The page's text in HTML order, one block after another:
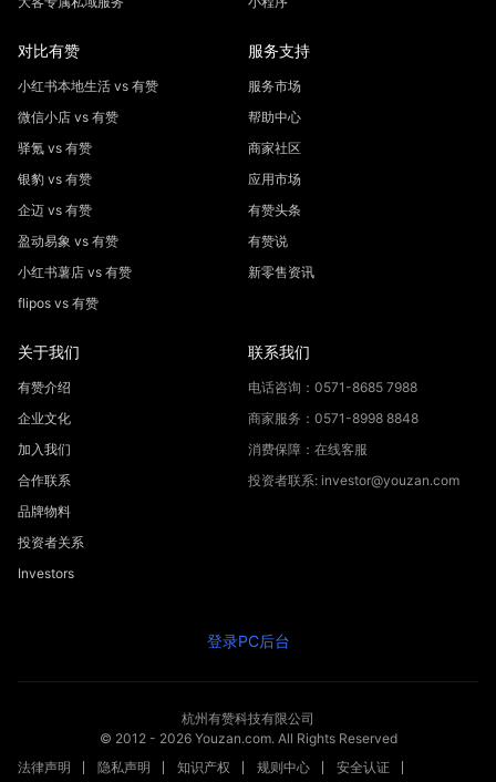
对比有赞
小红书本地生活 vs 有赞
微信小店 vs 有赞
驿氪 vs 有赞
银豹 vs 有赞
企迈 vs 有赞
盈动易象 vs 有赞
小红书薯店 vs 有赞
flipos vs 有赞
服务支持
服务市场
帮助中心
商家社区
应用市场
有赞头条
有赞说
新零售资讯
关于我们
有赞介绍
企业文化
加入我们
合作联系
品牌物料
投资者关系
Investors
联系我们
电话咨询：0571-8685 7988
商家服务：0571-8998 8848
消费保障：在线客服
投资者联系: investor@youzan.com
登录PC后台
杭州有赞科技有限公司
© 2012 - 2026Youzan.com. All Rights Reserved
法律声明
隐私声明 知识产权 规则中心 安全认证